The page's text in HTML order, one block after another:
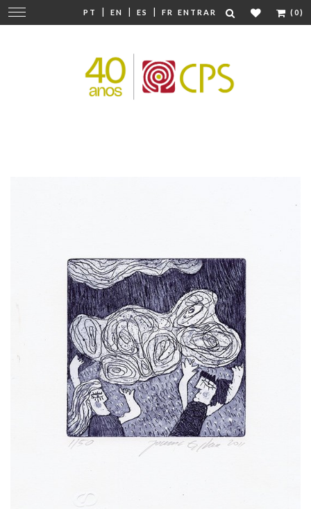
PT | EN | ES | FR ENTRAR (0)
Mudar
navegação